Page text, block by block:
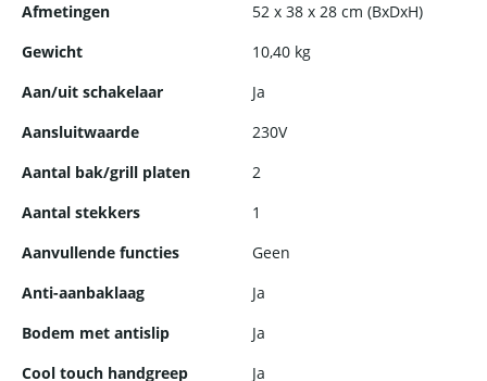
Afmetingen
52 x 38 x 28 cm (BxDxH)
Gewicht
10,40 kg
Aan/uit schakelaar
Ja
Aansluitwaarde
230V
Aantal bak/grill platen
2
Aantal stekkers
1
Aanvullende functies
Geen
Anti-aanbaklaag
Ja
Bodem met antislip
Ja
Cool touch handgreep
Ja